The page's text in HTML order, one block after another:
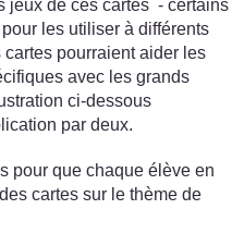
jeux de ces cartes - certains
les utiliser à différents
pourraient aider les
avec les grands
ci-dessous
par deux.
pour que chaque élève en
cartes sur le thème de